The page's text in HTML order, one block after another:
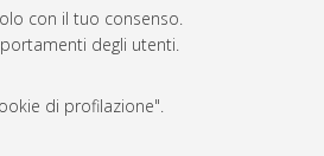
con il tuo consenso.
degli utenti.
di profilazione".